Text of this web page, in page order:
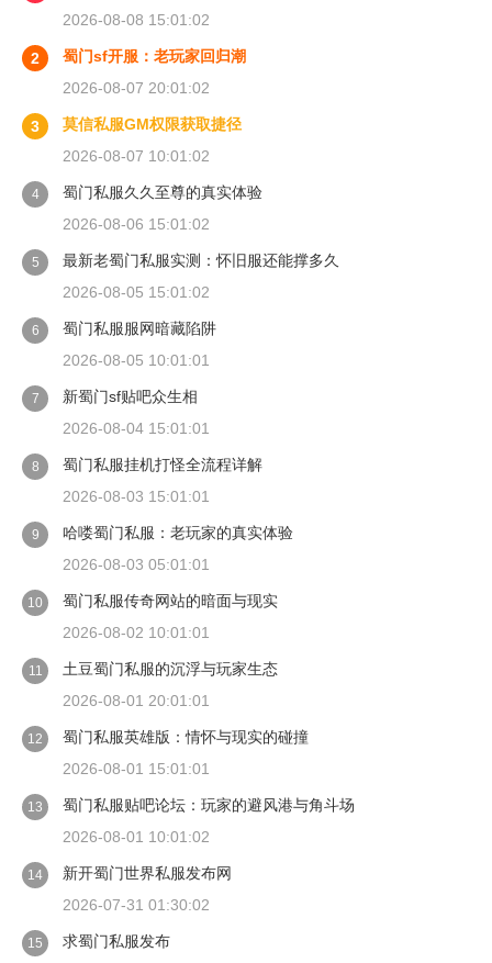
2026-08-08 15:01:02
2
蜀门sf开服：老玩家回归潮
2026-08-07 20:01:02
3
莫信私服GM权限获取捷径
2026-08-07 10:01:02
4
蜀门私服久久至尊的真实体验
2026-08-06 15:01:02
5
最新老蜀门私服实测：怀旧服还能撑多久
2026-08-05 15:01:02
6
蜀门私服服网暗藏陷阱
2026-08-05 10:01:01
7
新蜀门sf贴吧众生相
2026-08-04 15:01:01
8
蜀门私服挂机打怪全流程详解
2026-08-03 15:01:01
9
哈喽蜀门私服：老玩家的真实体验
2026-08-03 05:01:01
10
蜀门私服传奇网站的暗面与现实
2026-08-02 10:01:01
11
土豆蜀门私服的沉浮与玩家生态
2026-08-01 20:01:01
12
蜀门私服英雄版：情怀与现实的碰撞
2026-08-01 15:01:01
13
蜀门私服贴吧论坛：玩家的避风港与角斗场
2026-08-01 10:01:02
14
新开蜀门世界私服发布网
2026-07-31 01:30:02
15 求蜀门私服发布